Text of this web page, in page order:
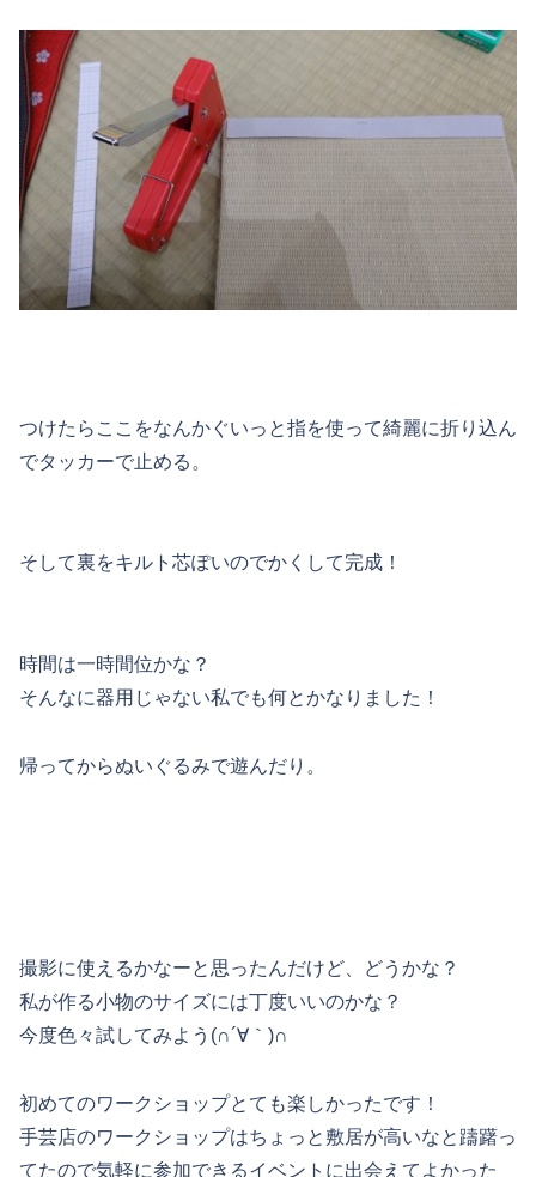
つけたらここをなんかぐいっと指を使って綺麗に折り込ん
でタッカーで止める。
そして裏をキルト芯ぽいのでかくして完成！
時間は一時間位かな？
そんなに器用じゃない私でも何とかなりました！
帰ってからぬいぐるみで遊んだり。
撮影に使えるかなーと思ったんだけど、どうかな？
私が作る小物のサイズには丁度いいのかな？
今度色々試してみよう(∩´∀｀)∩
初めてのワークショップとても楽しかったです！
手芸店のワークショップはちょっと敷居が高いなと躊躇っ
てたので気軽に参加できるイベントに出会えてよかった